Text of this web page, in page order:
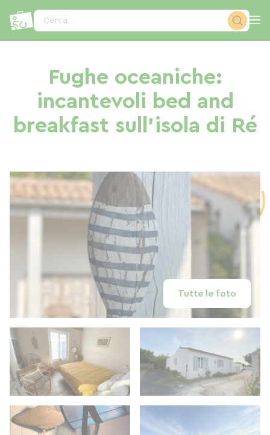
Cerca...
Fughe oceaniche:
incantevoli bed and
breakfast sull'isola di Ré
Tutte le foto
Pannello di gestione dei cookies